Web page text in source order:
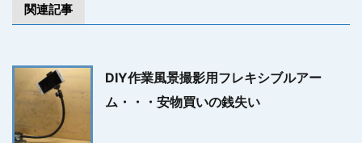
関連記事
DIY作業風景撮影用フレキシブルアー
ム・・・安物買いの銭失い